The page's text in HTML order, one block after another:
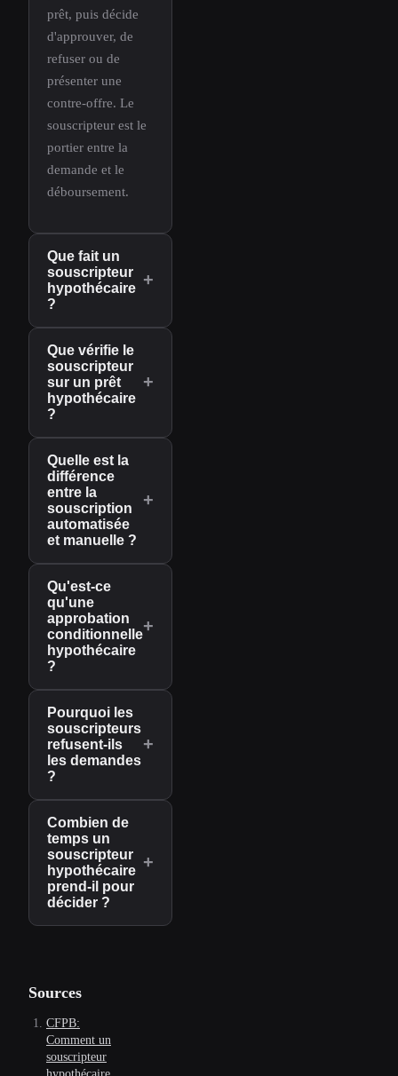
prêt, puis décide
d'approuver, de
refuser ou de
présenter une
contre-offre. Le
souscripteur est le
portier entre la
demande et le
déboursement.
Que fait un
souscripteur
hypothécaire
?
+
Que vérifie le
souscripteur
sur un prêt
hypothécaire
?
+
Quelle est la
différence
entre la
souscription
automatisée
et manuelle ?
+
Qu'est-ce
qu'une
approbation
conditionnelle
hypothécaire
?
+
Pourquoi les
souscripteurs
refusent-ils
les demandes
?
+
Combien de
temps un
souscripteur
hypothécaire
prend-il pour
décider ?
+
Sources
CFPB:
Comment un
souscripteur